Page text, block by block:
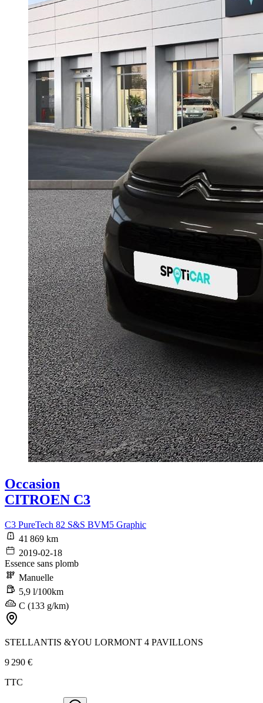
Occasion
CITROEN C3
C3 PureTech 82 S&S BVM5 Graphic
41 869 km
2019-02-18
Essence sans plomb
Manuelle
5,9 l/100km
C (133 g/km)
STELLANTIS &YOU LORMONT 4 PAVILLONS
9 290 €
TTC